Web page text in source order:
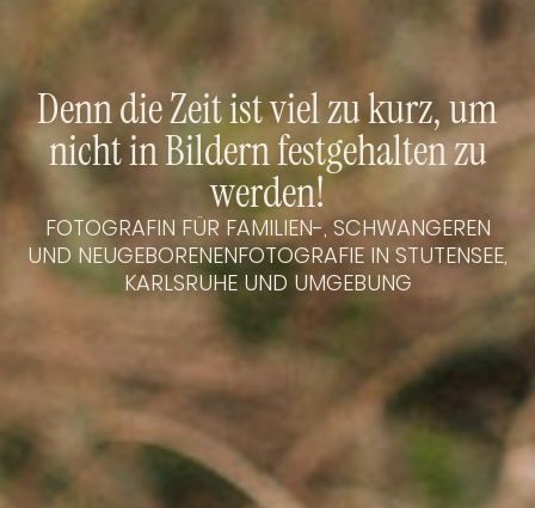
Denn die Zeit ist viel zu kurz, um
nicht in Bildern festgehalten zu
werden!
FOTOGRAFIN FÜR FAMILIEN-, SCHWANGEREN
UND NEUGEBORENENFOTOGRAFIE IN STUTENSEE,
KARLSRUHE UND UMGEBUNG